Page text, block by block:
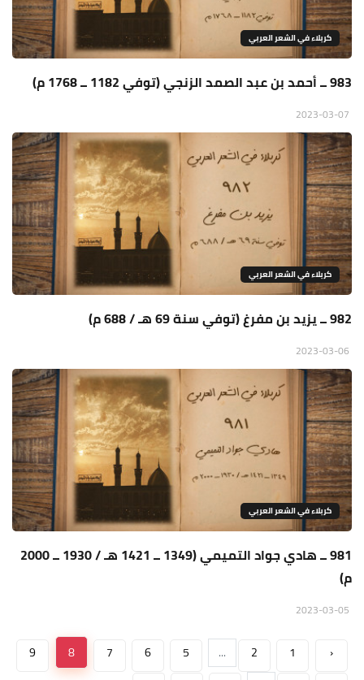
كربلاء في الشعر العربي
983 ــ أحمد بن عبد الصمد الزنجي (توفي 1182 ــ 1768 م)
كربلاء في الشعر العربي
982 ــ يزيد بن مفرغ (توفي سنة 69 هـ / 688 م)
كربلاء في الشعر العربي
981 ــ هادي جواد التميمي (1349 ــ 1421 هـ / 1930 ــ 2000
م)
‹
1
2
...
5
6
7
8
9